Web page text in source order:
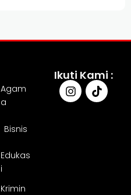
Agam
a
Bisnis
Edukas
i
Krimin
Ikuti Kami :